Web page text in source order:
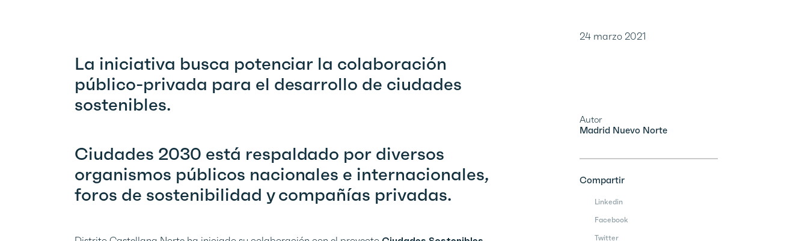
La iniciativa busca potenciar la colaboración
público-privada para el desarrollo de ciudades
sostenibles.
Ciudades 2030 está respaldado por diversos
organismos públicos nacionales e internacionales,
foros de sostenibilidad y compañías privadas.
24 marzo 2021
Autor
Madrid Nuevo Norte
Compartir
Linkedin
Facebook
Twitter